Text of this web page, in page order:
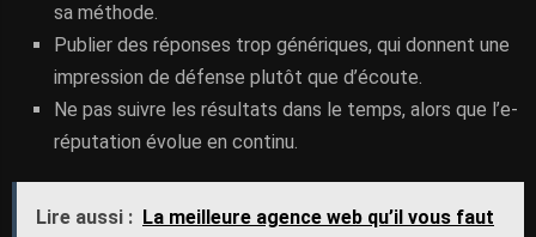
sa méthode.
Publier des réponses trop génériques, qui donnent une
impression de défense plutôt que d’écoute.
Ne pas suivre les résultats dans le temps, alors que l’e-
réputation évolue en continu.
Lire aussi : La meilleure agence web qu’il vous faut